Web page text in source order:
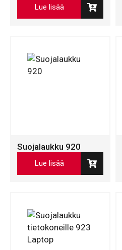
Lue lisää
Suojalaukku 920
Lue lisää